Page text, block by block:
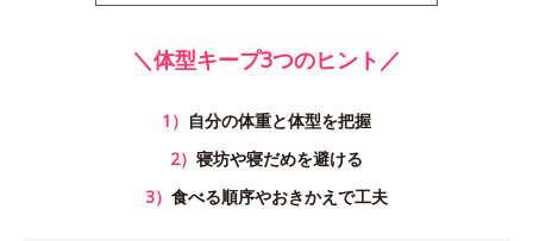
＼体型キープ3つのヒント／
1） 自分の体重と体型を把握
2） 寝坊や寝だめを避ける
3） 食べる順序やおきかえで工夫